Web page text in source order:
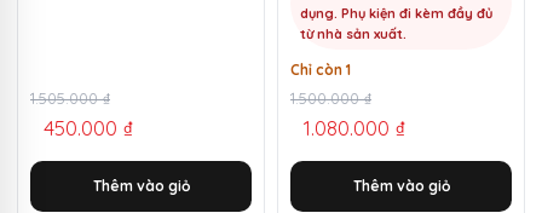
1.505.000₫
Giá
gốc
là:
1.505.000 ₫.
450.000 ₫
Giá
hiện
tại
là:
Thêm vào giỏ
dụng. Phụ kiện đi kèm đầy đủ
từ nhà sản xuất.
Chỉ còn 1
1.500.000₫
Giá
gốc
là:
1.500.000 ₫.
1.080.000 ₫
Giá
hiện
tại
là:
Thêm vào giỏ